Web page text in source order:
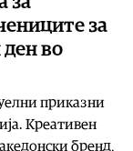
за
во
приказни
Креативен
бренд,